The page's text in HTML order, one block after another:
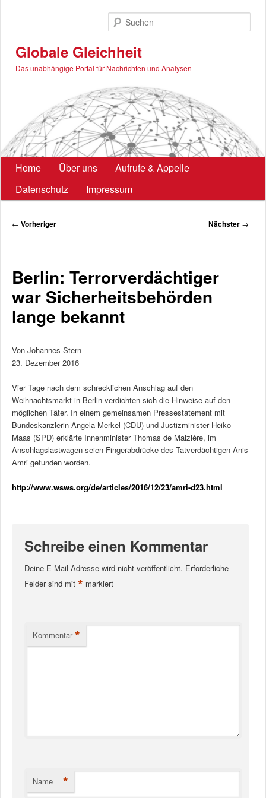
Globale Gleichheit
Das unabhängige Portal für Nachrichten und Analysen
Hauptmenü
Home Über uns
Aufrufe & Appelle
Datenschutz
Impressum
Beitragsnavigation
← Vorheriger Nächster →
Berlin: Terrorverdächtiger
war Sicherheitsbehörden
lange bekannt
Von Johannes Stern
23. Dezember 2016
Vier Tage nach dem schrecklichen Anschlag auf den
Weihnachtsmarkt in Berlin verdichten sich die Hinweise auf den
möglichen Täter. In einem gemeinsamen Pressestatement mit
Bundeskanzlerin Angela Merkel (CDU) und Justizminister Heiko
Maas (SPD) erklärte Innenminister Thomas de Maizière, im
Anschlagslastwagen seien Fingerabdrücke des Tatverdächtigen Anis
Amri gefunden worden.
http://www.wsws.org/de/articles/2016/12/23/amri-d23.html
Schreibe einen Kommentar
Deine E-Mail-Adresse wird nicht veröffentlicht. Erforderliche
Felder sind mit * markiert
Kommentar *
Name *